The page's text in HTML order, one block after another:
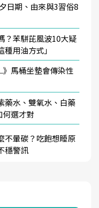
日期、由來與3習俗8
？苯駢芘風波10大疑
用油方式」
馬桶坐墊會傳染性
藥水、雙氧水、白藥
何選才對
不暈碳？吃飽想睡原
穩警訊